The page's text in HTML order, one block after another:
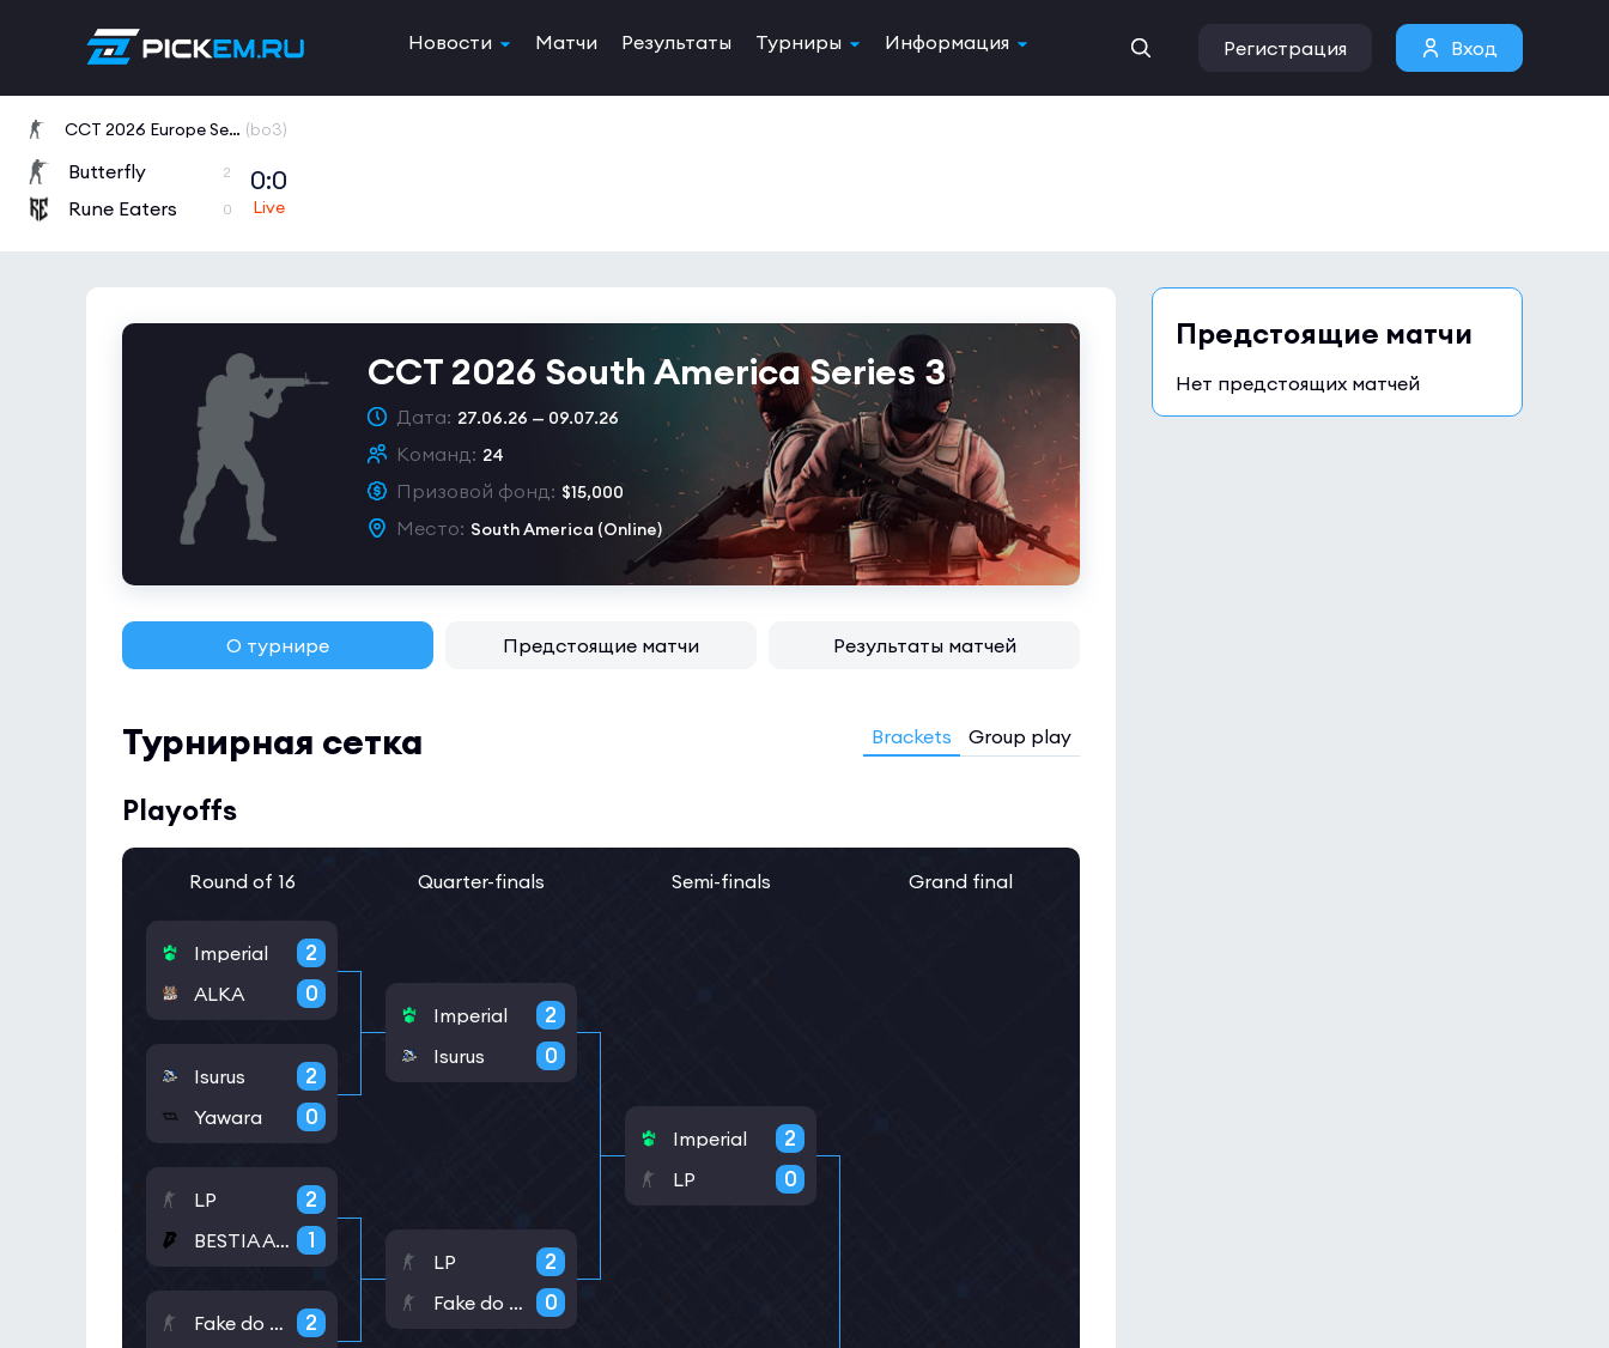
Новости Матчи Результаты Турниры Информация Регистрация Вход
CCT 2026 Europe Series 6 (bo3)
Butterfly 2
Rune Eaters 0
0:0
CCT 2026 South America Series 3
Дата: 27.06.26 — 09.07.26
Команд: 24
Призовой фонд: $15,000
Место: South America (Online)
О турнире Предстоящие матчи Результаты матчей
Турнирная сетка Brackets Group play
Playoffs
Round of 16
Imperial 2
ALKA 0
Isurus 2
Yawara 0
LP 2
BESTIA Academy 1
Fake do Biru 2
Quarter-finals
Imperial 2
Isurus 0
LP 2
Fake do Biru 0
Semi-finals
Imperial 2
LP 0
Grand final
Предстоящие матчи
Нет предстоящих матчей